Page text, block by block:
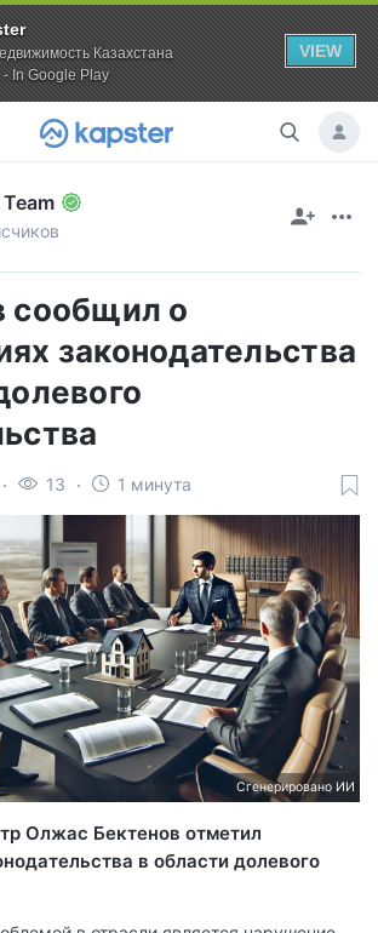
Казахстана
- In Google Play
VIEW
сообщил о
законодательства
13 1 минута
Сгенерировано ИИ
Олжас Бектенов отметил
в области долевого